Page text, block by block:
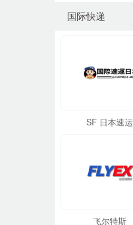
国际快递
SF 日本速运
飞尔特斯